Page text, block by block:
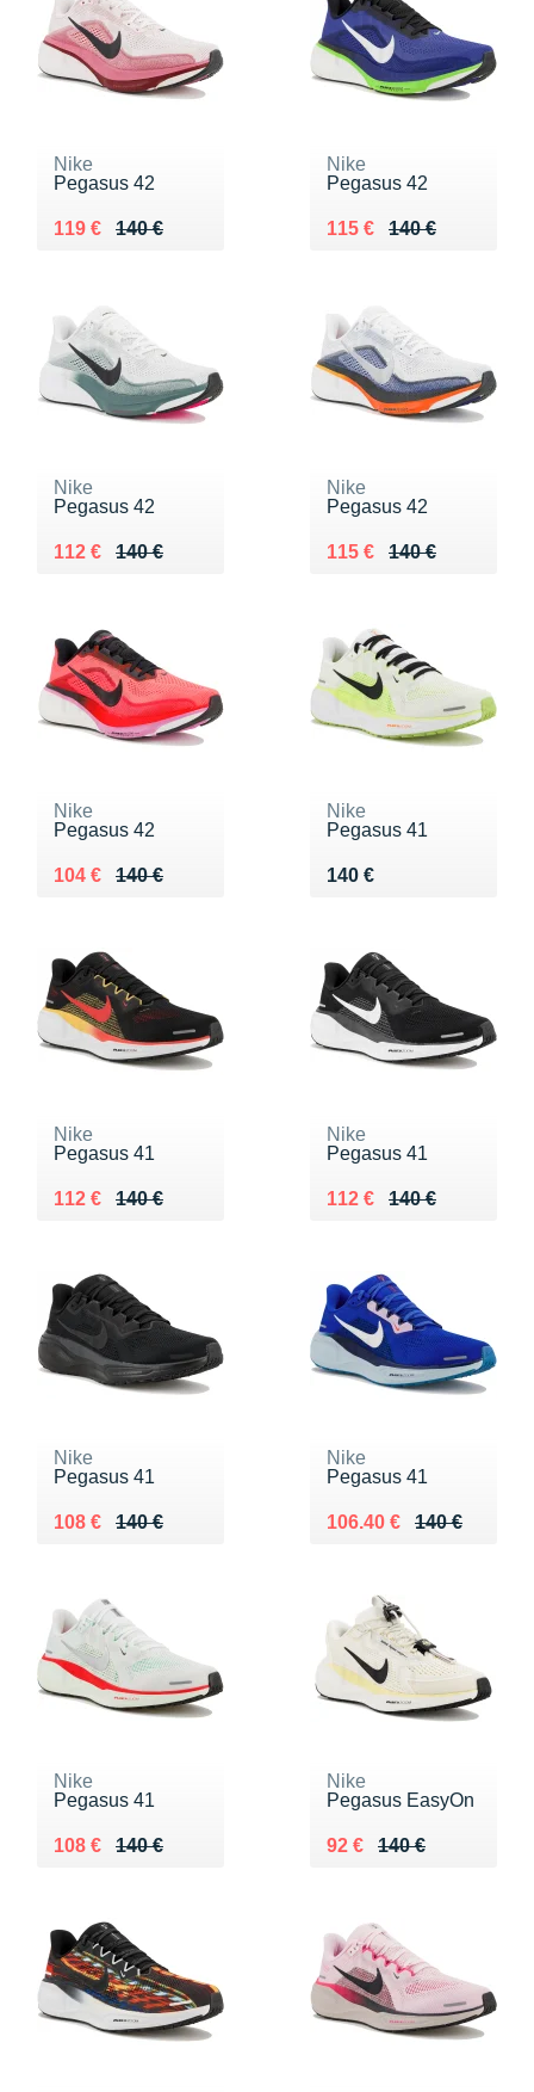
Nike
Pegasus 42
140 €
Au lieu de 140 €
119 €
Vendu 119 €
Nike
Pegasus 42
140 €
Au lieu de 140 €
115 €
Vendu 115 €
Nike
Pegasus 42
140 €
Au lieu de 140 €
112 €
Vendu 112 €
Nike
Pegasus 42
140 €
Au lieu de 140 €
115 €
Vendu 115 €
Nike
Pegasus 42
140 €
Au lieu de 140 €
104 €
Vendu 104 €
Nike
Pegasus 41
140 €
Vendu 140 €
Nike
Pegasus 41
140 €
Au lieu de 140 €
112 €
Vendu 112 €
Nike
Pegasus 41
140 €
Au lieu de 140 €
112 €
Vendu 112 €
Nike
Pegasus 41
140 €
Au lieu de 140 €
108 €
Vendu 108 €
Nike
Pegasus 41
140 €
Au lieu de 140 €
106.40 €
Vendu 106.40 €
Nike
Pegasus 41
140 €
Au lieu de 140 €
108 €
Vendu 108 €
Nike
Pegasus EasyOn
140 €
Au lieu de 140 €
92 €
Vendu 92 €